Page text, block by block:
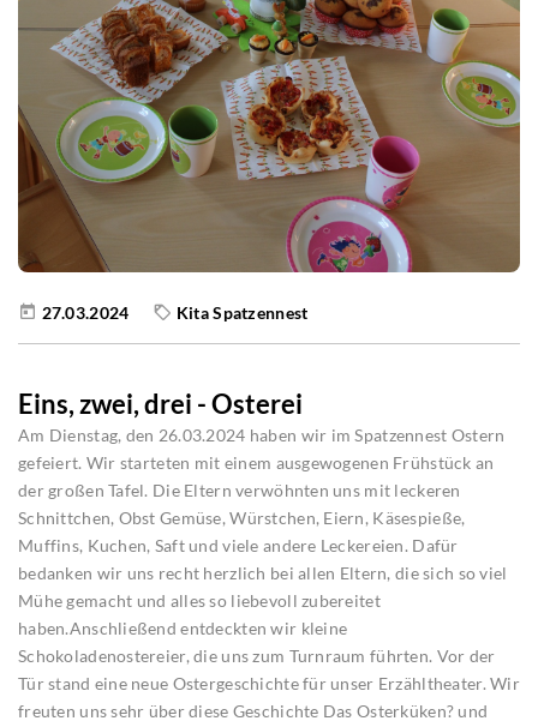
27.03.2024 Kita Spatzennest
Eins, zwei, drei - Osterei
Am Dienstag, den 26.03.2024 haben wir im Spatzennest Ostern
gefeiert. Wir starteten mit einem ausgewogenen Frühstück an
der großen Tafel. Die Eltern verwöhnten uns mit leckeren
Schnittchen, Obst Gemüse, Würstchen, Eiern, Käsespieße,
Muffins, Kuchen, Saft und viele andere Leckereien. Dafür
bedanken wir uns recht herzlich bei allen Eltern, die sich so viel
Mühe gemacht und alles so liebevoll zubereitet
haben.Anschließend entdeckten wir kleine
Schokoladenostereier, die uns zum Turnraum führten. Vor der
Tür stand eine neue Ostergeschichte für unser Erzähltheater. Wir
freuten uns sehr über diese Geschichte Das Osterküken? und